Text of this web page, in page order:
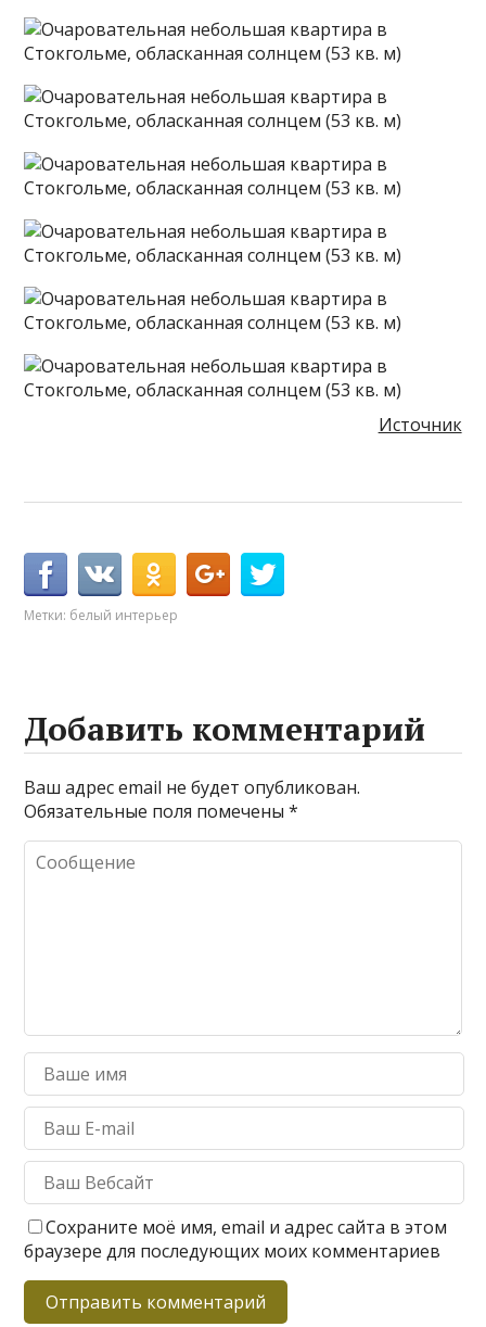
Источник
Метки: белый интерьер
Добавить комментарий
Ваш адрес email не будет опубликован.
Обязательные поля помечены*
Сохраните моё имя, email и адрес сайта в этом
браузере для последующих моих комментариев